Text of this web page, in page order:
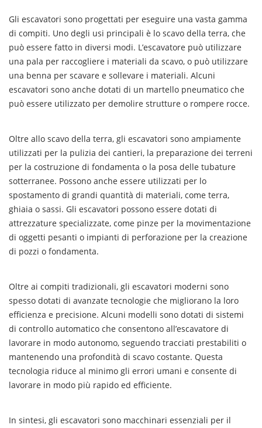
Gli escavatori sono progettati per eseguire una vasta gamma
di compiti. Uno degli usi principali è lo scavo della terra, che
può essere fatto in diversi modi. L’escavatore può utilizzare
una pala per raccogliere i materiali da scavo, o può utilizzare
una benna per scavare e sollevare i materiali. Alcuni
escavatori sono anche dotati di un martello pneumatico che
può essere utilizzato per demolire strutture o rompere rocce.
Oltre allo scavo della terra, gli escavatori sono ampiamente
utilizzati per la pulizia dei cantieri, la preparazione dei terreni
per la costruzione di fondamenta o la posa delle tubature
sotterranee. Possono anche essere utilizzati per lo
spostamento di grandi quantità di materiali, come terra,
ghiaia o sassi. Gli escavatori possono essere dotati di
attrezzature specializzate, come pinze per la movimentazione
di oggetti pesanti o impianti di perforazione per la creazione
di pozzi o fondamenta.
Oltre ai compiti tradizionali, gli escavatori moderni sono
spesso dotati di avanzate tecnologie che migliorano la loro
efficienza e precisione. Alcuni modelli sono dotati di sistemi
di controllo automatico che consentono all’escavatore di
lavorare in modo autonomo, seguendo tracciati prestabiliti o
mantenendo una profondità di scavo costante. Questa
tecnologia riduce al minimo gli errori umani e consente di
lavorare in modo più rapido ed efficiente.
In sintesi, gli escavatori sono macchinari essenziali per il